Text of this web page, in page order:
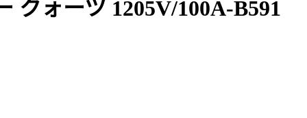
クォーツ 1205V/100A-B591